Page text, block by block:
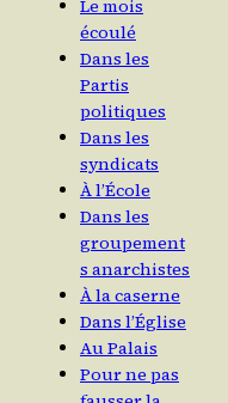
Le mois
écoulé
Dans les
Partis
politiques
Dans les
syndicats
À l’École
Dans les
groupement
s anarchistes
À la caserne
Dans l’Église
Au Palais
Pour ne pas